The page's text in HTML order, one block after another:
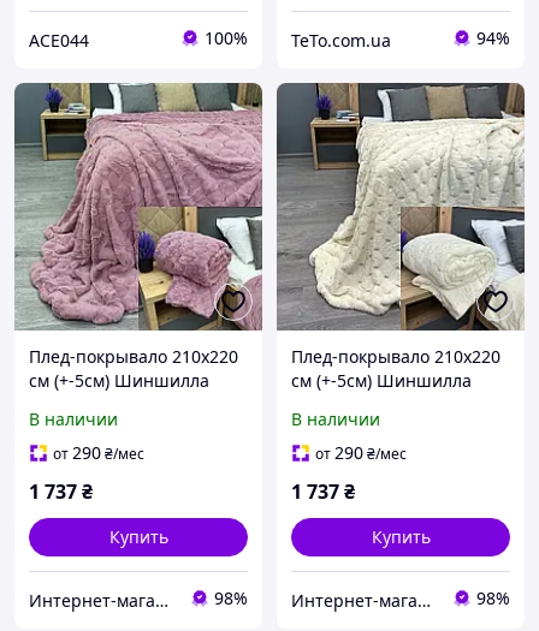
ACE044 100% TeTo.com.ua 94%
Плед-покрывало 210х220
см (+-5см) Шиншилла
В наличии
от290₴/мес
1 737₴
Купить
Интернет-магазин Зозулька 98%
Плед-покрывало 210х220
см (+-5см) Шиншилла
020_VR)
В наличии
от290₴/мес
1 737₴
Купить
Интернет-магазин Зозулька 98%